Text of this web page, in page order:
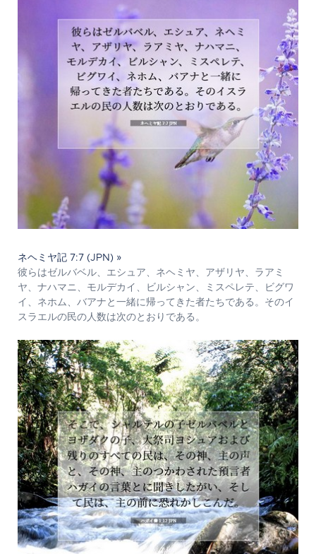
ネヘミヤ記 7:7 (JPN) »
彼らはゼルバベル、エシュア、ネヘミヤ、アザリヤ、ラアミ
ヤ、ナハマニ、モルデカイ、ビルシャン、ミスペレテ、ビグワ
イ、ネホム、バアナと一緒に帰ってきた者たちである。そのイ
スラエルの民の人数は次のとおりである。